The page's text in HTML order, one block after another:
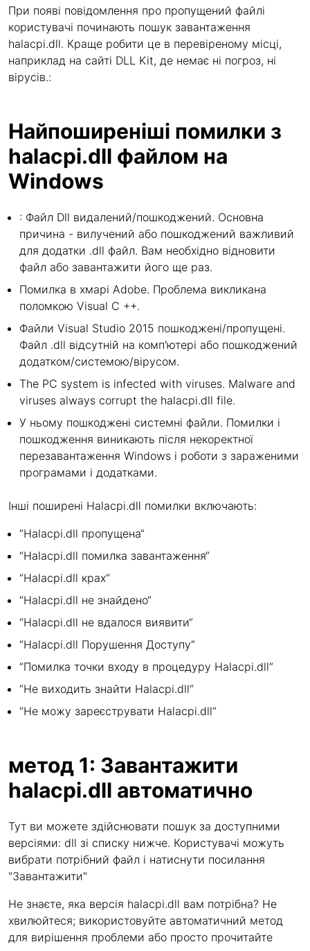
При появі повідомлення про пропущений файлі
користувачі починають пошук завантаження
halacpi.dll. Краще робити це в перевіреному місці,
наприклад на сайті DLL Kit, де немає ні погроз, ні
вірусів.:
Найпоширеніші помилки з
halacpi.dll файлом на
Windows
: Файл Dll видалений/пошкоджений. Основна
причина - вилучений або пошкоджений важливий
для додатки .dll файл. Вам необхідно відновити
файл або завантажити його ще раз.
Помилка в хмарі Adobe. Проблема викликана
поломкою Visual C ++.
Файли Visual Studio 2015 пошкоджені/пропущені.
Файл .dll відсутній на комп'ютері або пошкоджений
додатком/системою/вірусом.
The PC system is infected with viruses. Malware and
viruses always corrupt the halacpi.dll file.
У ньому пошкоджені системні файли. Помилки і
пошкодження виникають після некоректної
перезавантаження Windows і роботи з зараженими
програмами і додатками.
Інші поширені Halacpi.dll помилки включають:
“Halacpi.dll пропущена“
“Halacpi.dll помилка завантаження“
“Halacpi.dll крах“
“Halacpi.dll не знайдено“
“Halacpi.dll не вдалося виявити“
“Halacpi.dll Порушення Доступу“
“Помилка точки входу в процедуру Halacpi.dll“
“Не виходить знайти Halacpi.dll“
“Не можу зареєструвати Halacpi.dll“
метод 1: Завантажити
halacpi.dll автоматично
Тут ви можете здійснювати пошук за доступними
версіями: dll зі списку нижче. Користувачі можуть
вибрати потрібний файл і натиснути посилання
"Завантажити"
Не знаєте, яка версія halacpi.dll вам потрібна? Не
хвилюйтеся; використовуйте автоматичний метод
для вирішення проблеми або просто прочитайте